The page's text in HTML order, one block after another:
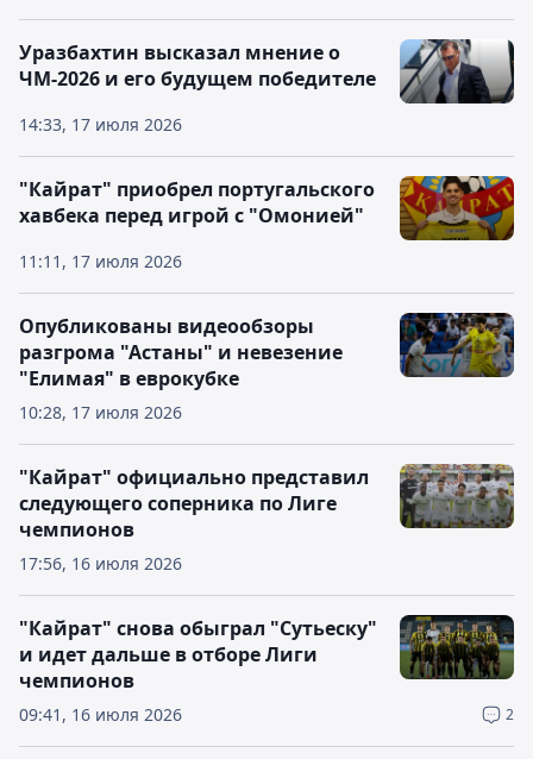
14:33, 17 июля 2026
Уразбахтин высказал мнение о
ЧМ-2026 и его будущем победителе
11:11, 17 июля 2026
"Кайрат" приобрел португальского
хавбека перед игрой с "Омонией"
10:28, 17 июля 2026
Опубликованы видеообзоры
разгрома "Астаны" и невезение
"Елимая" в еврокубке
17:56, 16 июля 2026
"Кайрат" официально представил
следующего соперника по Лиге
чемпионов
09:41, 16 июля 2026 2
"Кайрат" снова обыграл "Сутьеску"
и идет дальше в отборе Лиги
чемпионов